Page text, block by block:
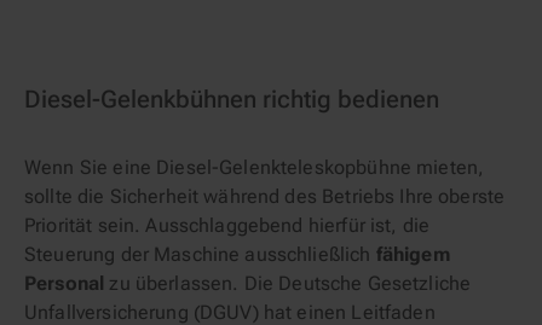
Diesel-Gelenkbühnen richtig bedienen
Wenn Sie eine Diesel-Gelenkteleskopbühne mieten,
sollte die Sicherheit während des Betriebs Ihre oberste
Priorität sein. Ausschlaggebend hierfür ist, die
Steuerung der Maschine ausschließlich fähigem
Personal zu überlassen. Die Deutsche Gesetzliche
Unfallversicherung (DGUV) hat einen Leitfaden